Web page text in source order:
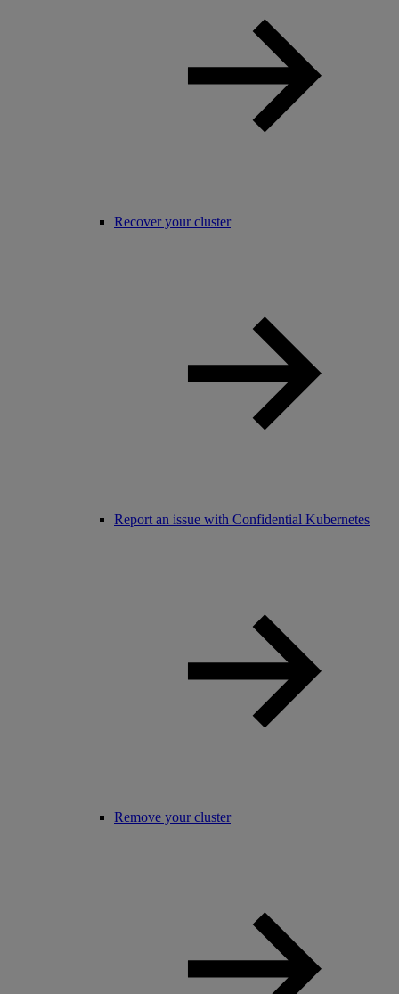
Recover your cluster
Report an issue with Confidential Kubernetes
Remove your cluster